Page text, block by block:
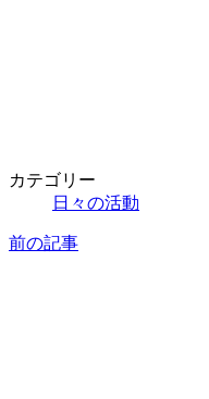
カテゴリー
日々の活動
前の記事